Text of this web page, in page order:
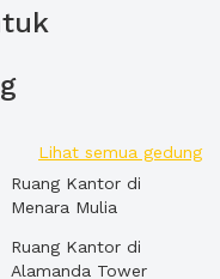
Lihat semua gedung
Ruang Kantor di
Menara Mulia
Ruang Kantor di
Alamanda Tower